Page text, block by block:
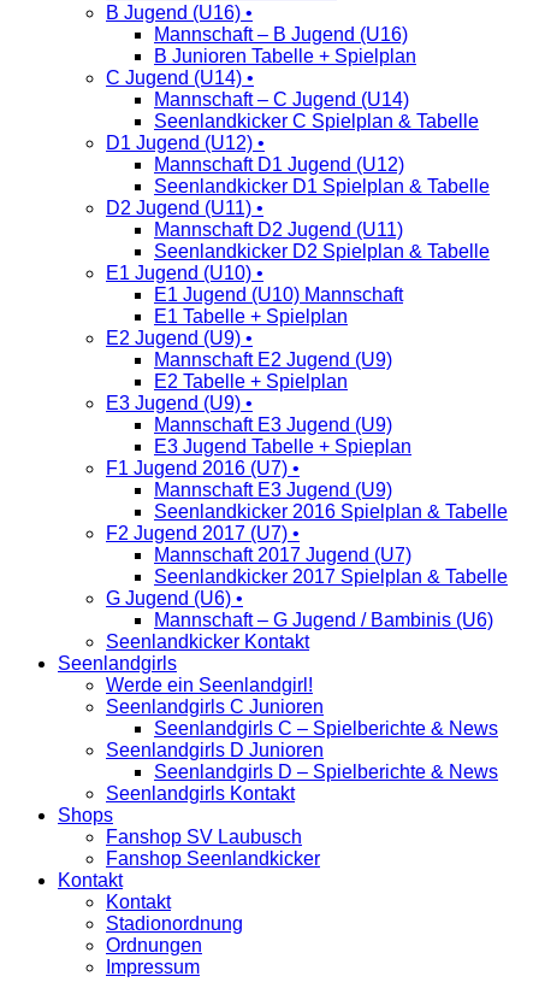
B Jugend (U16) •
Mannschaft – B Jugend (U16)
B Junioren Tabelle + Spielplan
C Jugend (U14) •
Mannschaft – C Jugend (U14)
Seenlandkicker C Spielplan & Tabelle
D1 Jugend (U12) •
Mannschaft D1 Jugend (U12)
Seenlandkicker D1 Spielplan & Tabelle
D2 Jugend (U11) •
Mannschaft D2 Jugend (U11)
Seenlandkicker D2 Spielplan & Tabelle
E1 Jugend (U10) •
E1 Jugend (U10) Mannschaft
E1 Tabelle + Spielplan
E2 Jugend (U9) •
Mannschaft E2 Jugend (U9)
E2 Tabelle + Spielplan
E3 Jugend (U9) •
Mannschaft E3 Jugend (U9)
E3 Jugend Tabelle + Spieplan
F1 Jugend 2016 (U7) •
Mannschaft E3 Jugend (U9)
Seenlandkicker 2016 Spielplan & Tabelle
F2 Jugend 2017 (U7) •
Mannschaft 2017 Jugend (U7)
Seenlandkicker 2017 Spielplan & Tabelle
G Jugend (U6) •
Mannschaft – G Jugend / Bambinis (U6)
Seenlandkicker Kontakt
Seenlandgirls
Werde ein Seenlandgirl!
Seenlandgirls C Junioren
Seenlandgirls C – Spielberichte & News
Seenlandgirls D Junioren
Seenlandgirls D – Spielberichte & News
Seenlandgirls Kontakt
Shops
Fanshop SV Laubusch
Fanshop Seenlandkicker
Kontakt
Kontakt
Stadionordnung
Ordnungen
Impressum